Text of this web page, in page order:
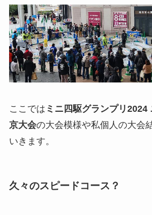
ここでは ミニ四駆グランプリ2024
京大会の大会模様や私個人の大会
いきます。
久々のスピードコース？